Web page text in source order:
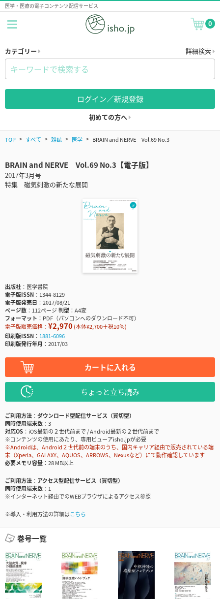
医学・医療の電子コンテンツ配信サービス
0
カテゴリー 詳細検索
ログイン／新規登録
初めての方へ
TOP すべて 雑誌 医学 BRAIN and NERVE Vol.69 No.3
BRAIN and NERVE Vol.69 No.3【電子版】
2017年3月号
特集 磁気刺激の新たな展開
出版社
医学書院
電子版ISSN
1344-8129
電子版発売日
2017/08/21
ページ数
112ページ判型
A4変
フォーマット
PDF（パソコンへのダウンロード不可）
電子版販売価格： ¥2,970(本体¥2,700＋税10％)
印刷版ISSN
1881-6096
印刷版発行年月
2017/03
カートに入れる
ちょっと立ち読み
ご利用方法
ダウンロード型配信サービス（買切型）
同時使用端末数
3
対応OS
iOS最新の２世代前まで / Android最新の２世代前まで
※コンテンツの使用にあたり、専用ビューアisho.jpが必要
※Androidは、Android２世代前の端末のうち、国内キャリア経由で販売されている端
末（Xperia、GALAXY、AQUOS、ARROWS、Nexusなど）にて動作確認しています
必要メモリ容量
28 MB以上
ご利用方法
アクセス型配信サービス（買切型）
同時使用端末数
1
※インターネット経由でのWEBブラウザによるアクセス参照
※導入・利用方法の詳細はこちら
巻号一覧